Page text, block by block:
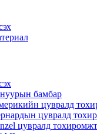
бамбар
цувралд
цувралд
цувралд